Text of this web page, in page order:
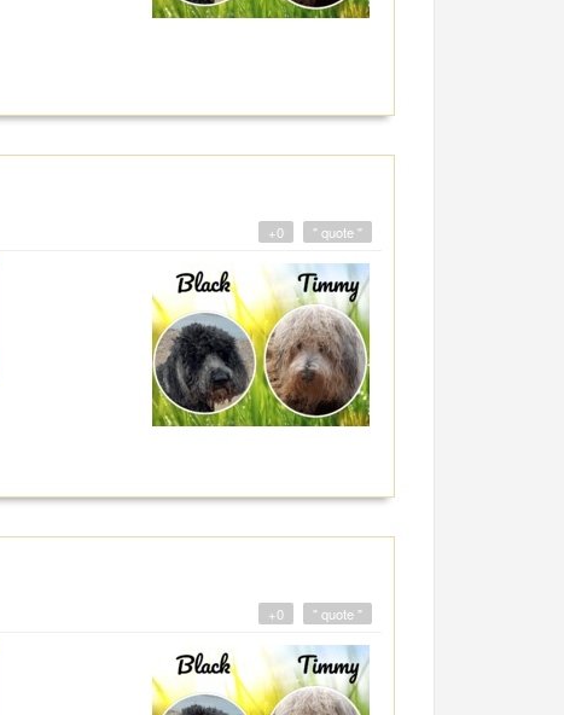
" quote "
+0
" quote "
+0